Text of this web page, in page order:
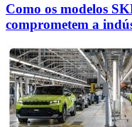
Como os modelos
comprometem a